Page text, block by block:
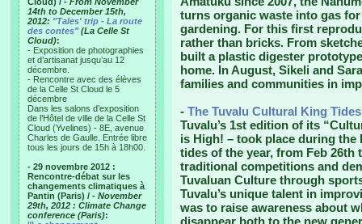
14th to December 15th,
2012: "Tales' trip - La route
des contes"(La Celle St
Cloud):
- Exposition de photographies
et d’artisanat jusqu’au 12
décembre.
- Rencontre avec des élèves
de la Celle St Cloud le 5
décembre
Dans les salons d’exposition
de l’Hôtel de ville de la Celle St
Cloud (Yvelines) - 8E, avenue
Charles de Gaulle. Entrée libre
tous les jours de 15h à 18h00.
- 29 novembre 2012 :
Rencontre-débat sur les
changements climatiques à
Pantin (Paris) / - November
29th, 2012 : Climate Change
conference (Paris):
turns organic waste into gas
gardening. For this first
rather than bricks. From
built a plastic digester
home. In August, Sikeli and
families and communities in
- The Tuvalu Cultural King
Tuvalu’s 1st edition of its
is High! – took place during
tides of the year, from Feb 26th
traditional competitions and
Tuvaluan Culture through
Tuvalu’s unique talent in
was to raise awareness about
disappear both to the new